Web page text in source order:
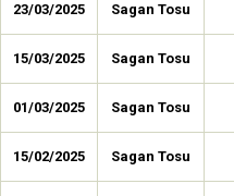
23/03/2025 Sagan Tosu
15/03/2025 Sagan Tosu
01/03/2025 Sagan Tosu
15/02/2025 Sagan Tosu